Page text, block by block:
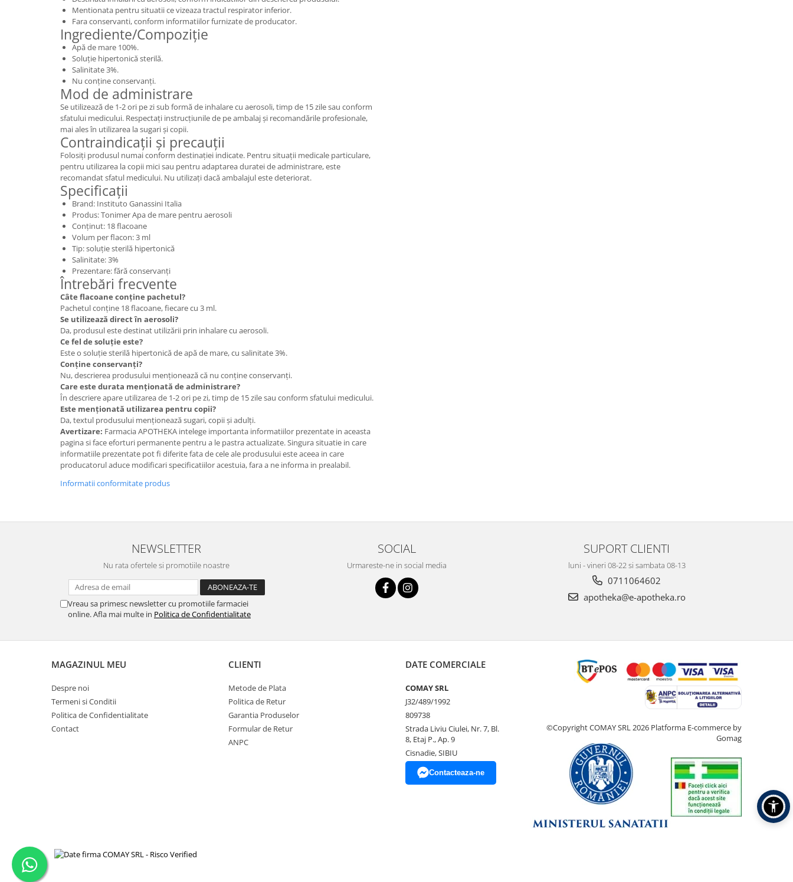
Mentionata pentru situatii ce vizeaza tractul respirator inferior.
Fara conservanti, conform informatiilor furnizate de producator.
Ingrediente/Compoziție
Apă de mare 100%.
Soluție hipertonică sterilă.
Salinitate 3%.
Nu conține conservanți.
Mod de administrare
Se utilizează de 1-2 ori pe zi sub formă de inhalare cu aerosoli, timp de 15 zile sau conform
sfatului medicului. Respectați instrucțiunile de pe ambalaj și recomandările profesionale,
mai ales în utilizarea la sugari și copii.
Contraindicații și precauții
Folosiți produsul numai conform destinației indicate. Pentru situații medicale particulare,
pentru utilizarea la copii mici sau pentru adaptarea duratei de administrare, este
recomandat sfatul medicului. Nu utilizați dacă ambalajul este deteriorat.
Specificații
Brand: Instituto Ganassini Italia
Produs: Tonimer Apa de mare pentru aerosoli
Conținut: 18 flacoane
Volum per flacon: 3 ml
Tip: soluție sterilă hipertonică
Salinitate: 3%
Prezentare: fără conservanți
Întrebări frecvente
Câte flacoane conține pachetul?
Pachetul conține 18 flacoane, fiecare cu 3 ml.
Se utilizează direct în aerosoli?
Da, produsul este destinat utilizării prin inhalare cu aerosoli.
Ce fel de soluție este?
Este o soluție sterilă hipertonică de apă de mare, cu salinitate 3%.
Conține conservanți?
Nu, descrierea produsului menționează că nu conține conservanți.
Care este durata menționată de administrare?
În descriere apare utilizarea de 1-2 ori pe zi, timp de 15 zile sau conform sfatului medicului.
Este menționată utilizarea pentru copii?
Da, textul produsului menționează sugari, copii și adulți.
Avertizare: Farmacia APOTHEKA intelege importanta informatiilor prezentate in aceasta
pagina si face eforturi permanente pentru a le pastra actualizate. Singura situatie in care
informatiile prezentate pot fi diferite fata de cele ale produsului este aceea in care
producatorul aduce modificari specificatiilor acestuia, fara a ne informa in prealabil.
Informatii conformitate produs
NEWSLETTER
Nu rata ofertele si promotiile noastre
Vreau sa primesc newsletter cu promotiile farmaciei
online. Afla mai multe in Politica de Confidentialitate
SOCIAL
Urmareste-ne in social media
SUPORT CLIENTI
luni - vineri 08-22 si sambata 08-13
0711064602
apotheka@e-apotheka.ro
MAGAZINUL MEU
Despre noi
Termeni si Conditii
Politica de Confidentialitate
Contact
CLIENTI
Metode de Plata
Politica de Retur
Garantia Produselor
Formular de Retur
ANPC
DATE COMERCIALE
COMAY SRL
J32/489/1992
809738
Strada Liviu Ciulei, Nr. 7, Bl.
8, Etaj P., Ap. 9
Cisnadie, SIBIU
Contacteaza-ne
©Copyright COMAY SRL 2026 Platforma E-commerce by
Gomag